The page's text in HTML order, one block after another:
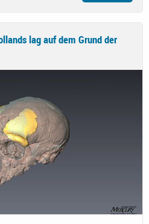
lag auf dem Grund der